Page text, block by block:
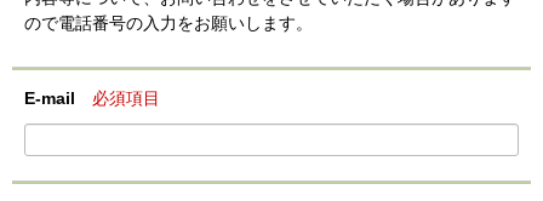
ので電話番号の入力をお願いします。
E-mail 必須項目